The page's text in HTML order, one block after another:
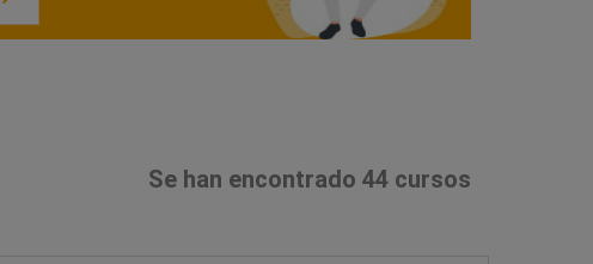
Se han encontrado 44 cursos